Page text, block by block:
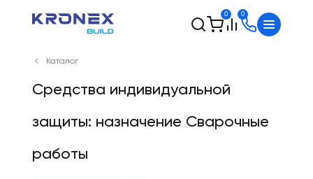
0 0
Каталог
Средства индивидуальной
защиты: назначение Сварочные
работы